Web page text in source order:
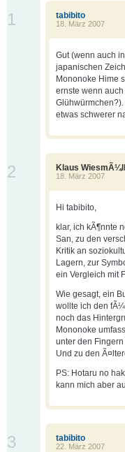
tabibito
18. März 2007
1
Gut (wenn auch
japanischen
Mononoke Hime
ernste wenn
etwas schwerer
Klaus
18. März 2007
2
Hi tabibito,
klar, ich kÃ¶nnte
San, zu den
Kritik an
Lagern, zur
ein Vergleich mit
Wie gesagt, ein
wollte ich den
noch das
Mononoke
unter den
Und zu den
PS: Hotaru no
kann mich aber
tabibito
22. März 2007
3